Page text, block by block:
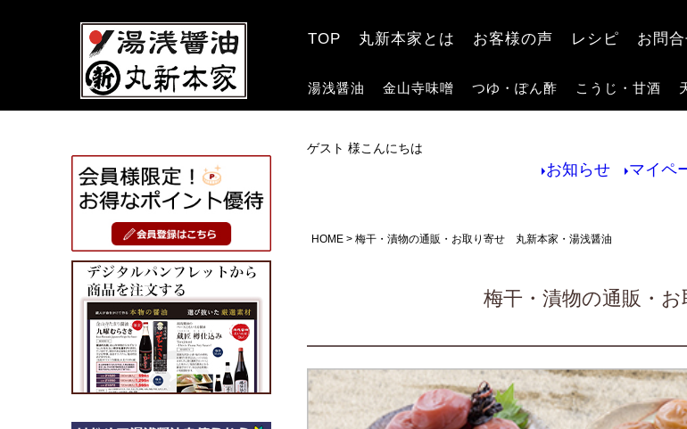
TOP 丸新本家とは お客様の声 レシピ お問
湯浅醤油 金山寺味噌 つゆ・ぽん酢 こうじ・甘酒
ゲスト 様こんにちは
お知らせ マイペ
HOME 梅干・漬物の通販・お取り寄せ 丸新本家・湯浅醤油
梅干・漬物の通販・